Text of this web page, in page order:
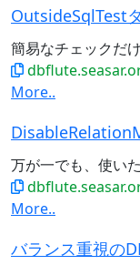
OutsideSqlTest
簡易なチェックだ
dbflute.seasar.org/ja/
More..
dbflute.seasar.org/ja/manual/
More..
バランス重視の